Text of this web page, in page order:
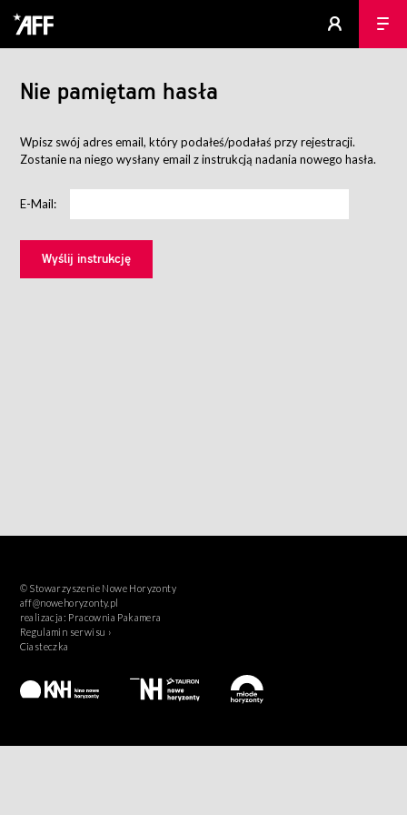
Nie pamiętam hasła
Wpisz swój adres email, który podałeś/podałaś przy rejestracji.
Zostanie na niego wysłany email z instrukcją nadania nowego hasła.
E-Mail:
© Stowarzyszenie Nowe Horyzonty
aff@nowehoryzonty.pl
realizacja: Pracownia Pakamera
Regulamin serwisu ›
Ciasteczka